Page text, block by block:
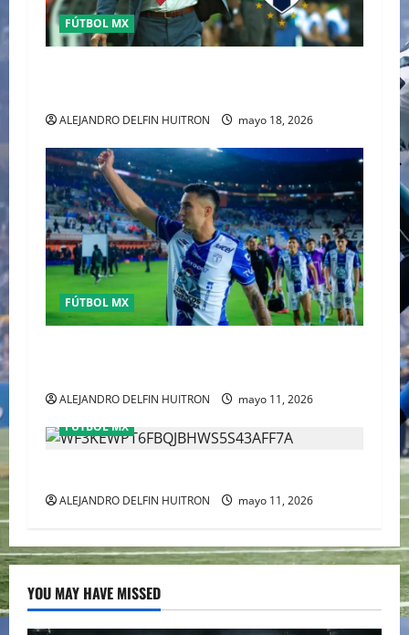
o FÚTBOL MX
ALEJANDRO DELFIN HUITRON mayo 18, 2026
FÚTBOL MX
ALEJANDRO DELFIN HUITRON
mayo 11, 2026
FÚTBOL MX
ALEJANDRO DELFIN HUITRON mayo 11, 2026
YOU MAY HAVE MISSED